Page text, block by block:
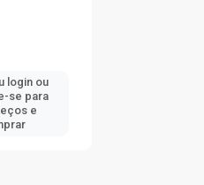
login ou
se para
e